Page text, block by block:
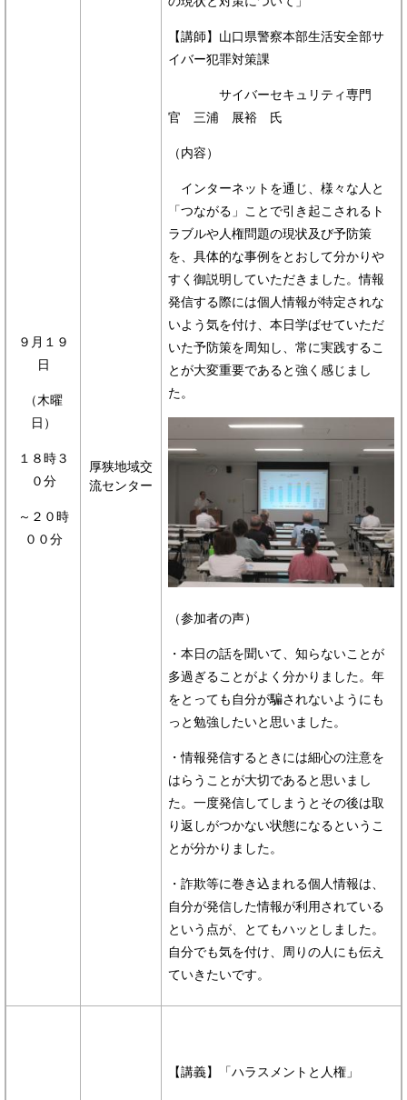
９月１９
日
（木曜
日）
１８時３
０分
～２０時
００分
厚狭地域交
流センター
【講師】山口県警察本部生活安全部サ
イバー犯罪対策課
サイバーセキュリティ専門
官 三浦 展裕 氏
（内容）
インターネットを通じ、様々な人と
「つながる」ことで引き起こされるト
ラブルや人権問題の現状及び予防策
を、具体的な事例をとおして分かりや
すく御説明していただきました。情報
発信する際には個人情報が特定されな
いよう気を付け、本日学ばせていただ
いた予防策を周知し、常に実践するこ
とが大変重要であると強く感じまし
た。
（参加者の声）
・本日の話を聞いて、知らないことが
多過ぎることがよく分かりました。年
をとっても自分が騙されないようにも
っと勉強したいと思いました。
・情報発信するときには細心の注意を
はらうことが大切であると思いまし
た。一度発信してしまうとその後は取
り返しがつかない状態になるというこ
とが分かりました。
・詐欺等に巻き込まれる個人情報は、
自分が発信した情報が利用されている
という点が、とてもハッとしました。
自分でも気を付け、周りの人にも伝え
ていきたいです。
【講義】「ハラスメントと人権」